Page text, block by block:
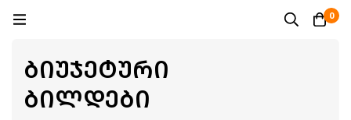
0
ᲑᲘᲣᲯᲔᲢᲣᲠᲘ
ᲑᲘᲚᲓᲔᲑᲘ